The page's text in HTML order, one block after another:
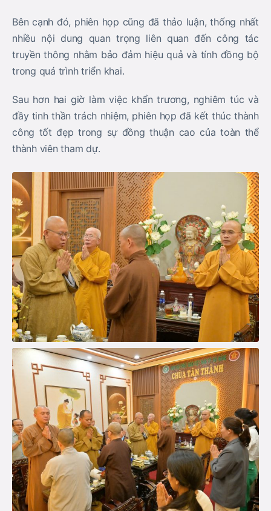
Bên cạnh đó, phiên họp cũng đã thảo luận, thống nhất
nhiều nội dung quan trọng liên quan đến công tác
truyền thông nhằm bảo đảm hiệu quả và tính đồng bộ
trong quá trình triển khai.
Sau hơn hai giờ làm việc khẩn trương, nghiêm túc và
đầy tinh thần trách nhiệm, phiên họp đã kết thúc thành
công tốt đẹp trong sự đồng thuận cao của toàn thể
thành viên tham dự.